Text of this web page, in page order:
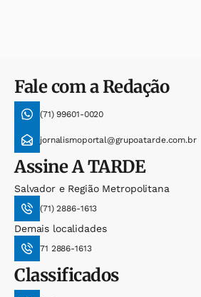
Fale com a Redação
(71) 99601-0020
jornalismoportal@grupoatarde.com.br
AssineA TARDE
Salvador e Região Metropolitana
(71) 2886-1613
Demais localidades
71 2886-1613
Classificados